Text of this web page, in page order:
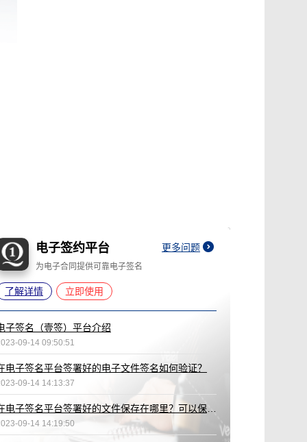
电子签约平台 更多问题
为电子合同提供可靠电子签名
了解详情 立即使用
子签名（壹签）平台介绍
09-14 09:50:51
电子签名平台签署好的电子文件签名如何验证？
09-14 14:13:37
09-14 14:19:50